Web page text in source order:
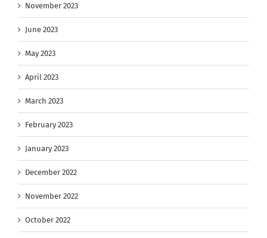
November 2023
June 2023
May 2023
April 2023
March 2023
February 2023
January 2023
December 2022
November 2022
October 2022